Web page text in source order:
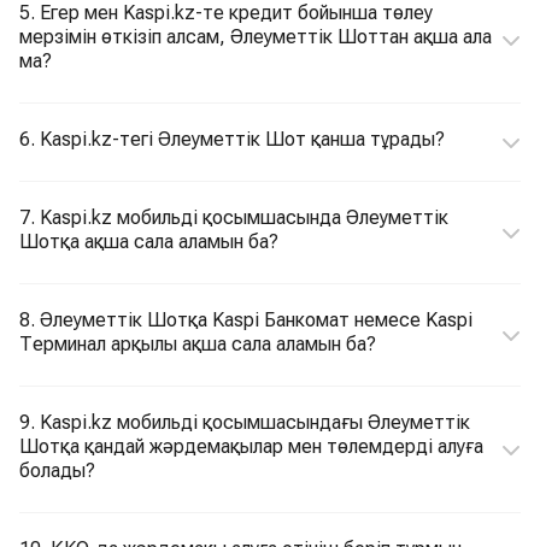
5. Егер мен Kaspi.kz-те кредит бойынша төлеу
мерзімін өткізіп алсам, Әлеуметтік Шоттан ақша ала
ма?
6. Kaspi.kz-тегі Әлеуметтік Шот қанша тұрады?
7. Kaspi.kz мобильді қосымшасында Әлеуметтік
Шотқа ақша сала аламын ба?
8. Әлеуметтік Шотқа Kaspi Банкомат немесе Kaspi
Терминал арқылы ақша сала аламын ба?
9. Kaspi.kz мобильді қосымшасындағы Әлеуметтік
Шотқа қандай жәрдемақылар мен төлемдерді алуға
болады?